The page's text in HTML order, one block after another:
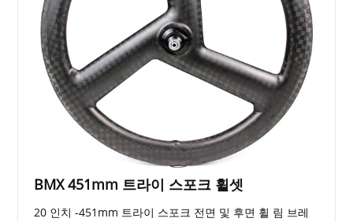
BMX 451mm 트라이 스포크 휠셋
20 인치 -451mm 트라이 스포크 전면 및 후면 휠 림 브레